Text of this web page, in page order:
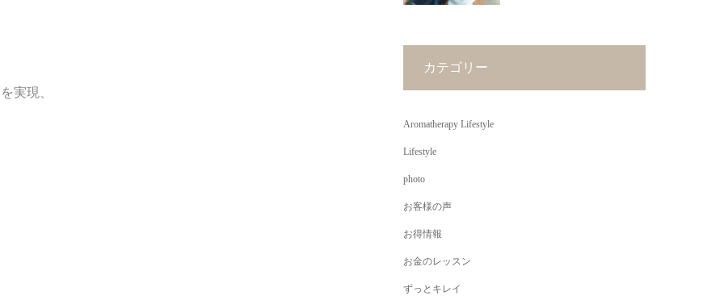
を実現、
カテゴリー
Aromatherapy Lifestyle
Lifestyle
photo
お客様の声
お得情報
お金のレッスン
ずっとキレイ